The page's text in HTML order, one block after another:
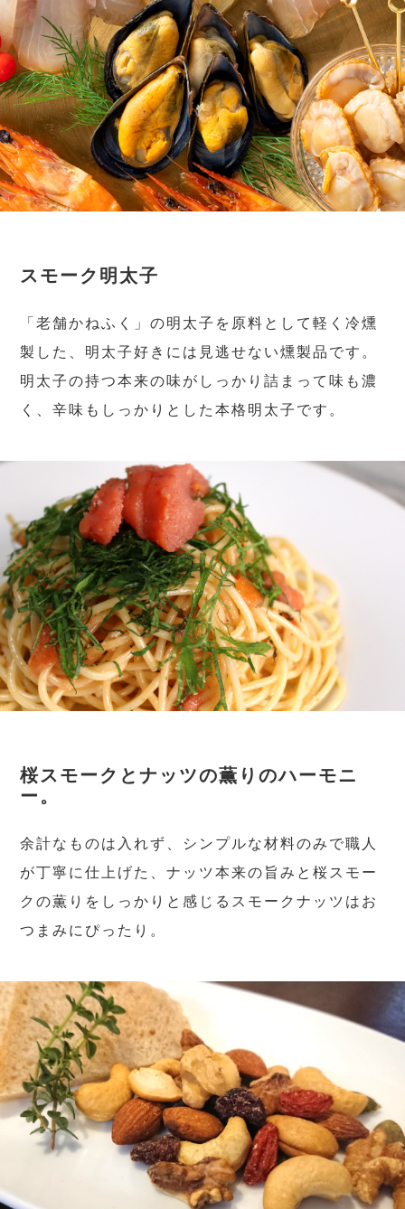
スモーク明太子
「老舗かねふく」の明太子を原料として軽く冷燻
製した、明太子好きには見逃せない燻製品です。
明太子の持つ本来の味がしっかり詰まって味も濃
く、辛味もしっかりとした本格明太子です。
桜スモークとナッツの薫りのハーモニ
ー。
余計なものは入れず、シンプルな材料のみで職人
が丁寧に仕上げた、ナッツ本来の旨みと桜スモー
クの薫りをしっかりと感じるスモークナッツはお
つまみにぴったり。